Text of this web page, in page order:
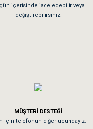
bayıldım
olması iyi.
içerisinde iade edebilir veya
değiştirebilirsiniz.
MÜŞTERİ DESTEĞİ
için telefonun diğer ucundayız.